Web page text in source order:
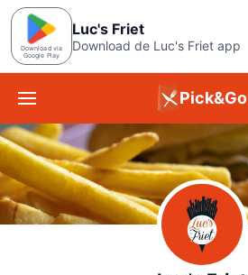
Download via
Google Play
Luc's Friet
Download de Luc's Friet app
Menu Pick&Go